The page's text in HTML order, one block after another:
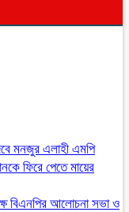
মনজুর এলাহী এমপি
ফিরে পেতে মায়ের
বিএনপির আলোচনা সভা ও